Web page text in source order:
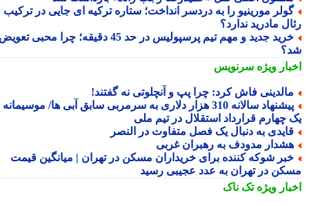
مورینیو را به دردسر انداخت؛ ستاره ترکیه ای جایی در ترکیب
مادرید ندارد؟
خرید جدید و مهم تیم پرسپولیس در حد 45 دقیقه؛ چرا محبی تعویض
ویژهسرنویس
فاش کرد: چرا پپ و آنچلوتی نه گفتند!
پیشنهاد سالانه 310 هزار دلاری به سرمربی سابق آبی ها/ موسیمانه با
چهارم قرارداد استقلال در تیم ملی
به دنبال یک فصل متفاوت در النصر
مدودف به رهبران غربی
شوکه کننده برای خریداران مسکن در تهران | میانگین قیمت
در تهران به عدد عجیبی رسید
ویژهتک ناک